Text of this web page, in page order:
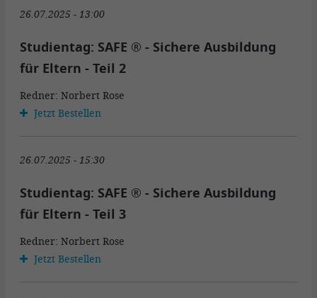
26.07.2025 - 13:00
Studientag: SAFE ® - Sichere Ausbildung
für Eltern - Teil 2
Redner: Norbert Rose
Jetzt Bestellen
26.07.2025 - 15:30
Studientag: SAFE ® - Sichere Ausbildung
für Eltern - Teil 3
Redner: Norbert Rose
Jetzt Bestellen